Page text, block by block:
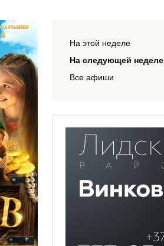
На этой неделе
На следующей неделе
Все афиши